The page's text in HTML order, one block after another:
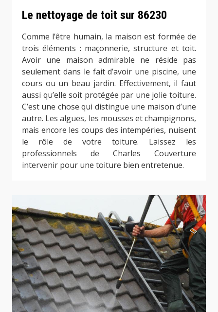
Le nettoyage de toit sur 86230
Comme l’être humain, la maison est formée de
trois éléments : maçonnerie, structure et toit.
Avoir une maison admirable ne réside pas
seulement dans le fait d’avoir une piscine, une
cours ou un beau jardin. Effectivement, il faut
aussi qu’elle soit protégée par une jolie toiture.
C’est une chose qui distingue une maison d’une
autre. Les algues, les mousses et champignons,
mais encore les coups des intempéries, nuisent
le rôle de votre toiture. Laissez les
professionnels de Charles Couverture
intervenir pour une toiture bien entretenue.